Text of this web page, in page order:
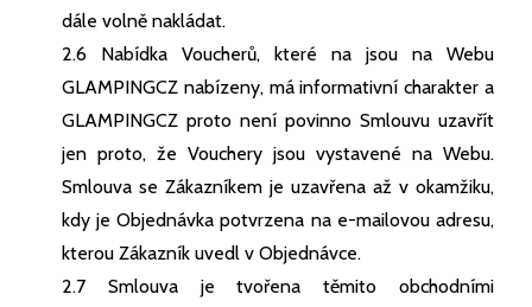
dále volně nakládat.
2.6 Nabídka Voucherů, které na jsou na Webu
GLAMPINGCZ nabízeny, má informativní charakter a
GLAMPINGCZ proto není povinno Smlouvu uzavřít
jen proto, že Vouchery jsou vystavené na Webu.
Smlouva se Zákazníkem je uzavřena až v okamžiku,
kdy je Objednávka potvrzena na e-mailovou adresu,
kterou Zákazník uvedl v Objednávce.
2.7 Smlouva je tvořena těmito obchodními